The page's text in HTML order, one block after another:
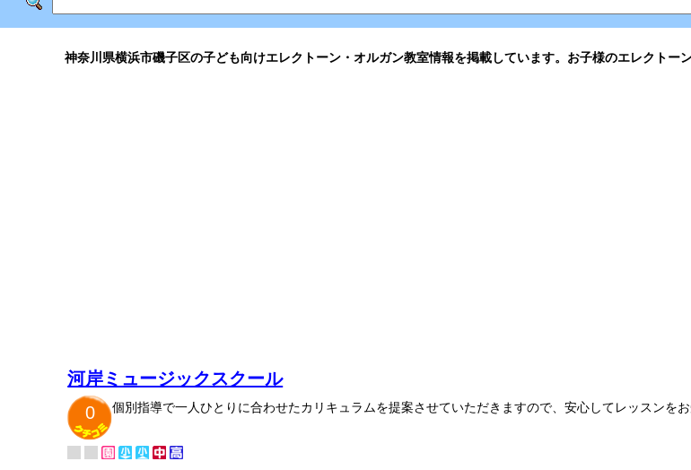
神奈川県横浜市磯子区の子ども向けエレクトーン・オルガン教室情報を掲載しています。お子様のエレクトー
河岸ミュージックスクール
0
個別指導で一人ひとりに合わせたカリキュラムを提案させていただきますので、安心してレッスンをお